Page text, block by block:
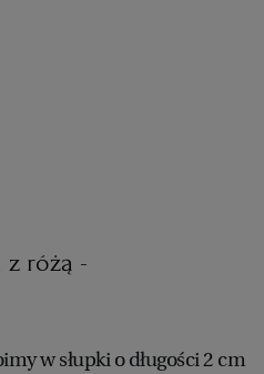
różą -
w słupki o długości 2 cm